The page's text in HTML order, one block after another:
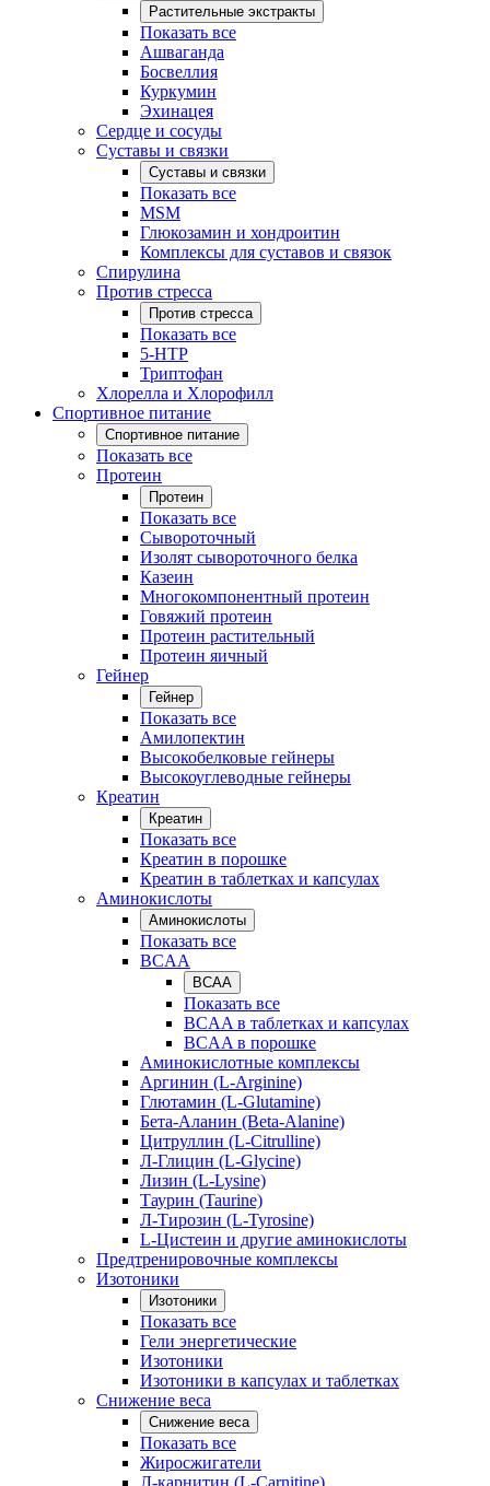
Растительные экстракты
Показать все
Ашваганда
Босвеллия
Куркумин
Эхинацея
Сердце и сосуды
Суставы и связки
Суставы и связки
Показать все
MSM
Глюкозамин и хондроитин
Комплексы для суставов и связок
Спирулина
Против стресса
Против стресса
Показать все
5-HTP
Триптофан
Хлорелла и Хлорофилл
Спортивное питание
Спортивное питание
Показать все
Протеин
Протеин
Показать все
Сывороточный
Изолят сывороточного белка
Казеин
Многокомпонентный протеин
Говяжий протеин
Протеин растительный
Протеин яичный
Гейнер
Гейнер
Показать все
Амилопектин
Высокобелковые гейнеры
Высокоуглеводные гейнеры
Креатин
Креатин
Показать все
Креатин в порошке
Креатин в таблетках и капсулах
Аминокислоты
Аминокислоты
Показать все
BCAA
BCAA
Показать все
BCAA в таблетках и капсулах
BCAA в порошке
Аминокислотные комплексы
Аргинин (L-Arginine)
Глютамин (L-Glutamine)
Бета-Аланин (Beta-Alanine)
Цитруллин (L-Citrulline)
Л-Глицин (L-Glycine)
Лизин (L-Lysine)
Таурин (Taurine)
Л-Тирозин (L-Tyrosine)
L-Цистеин и другие аминокислоты
Предтренировочные комплексы
Изотоники
Изотоники
Показать все
Гели энергетические
Изотоники
Изотоники в капсулах и таблетках
Снижение веса
Снижение веса
Показать все
Жиросжигатели
Л-карнитин (L-Carnitine)